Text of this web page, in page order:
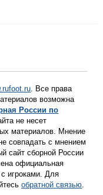
. Все права
возможна
России по
не несет
материалов. Мнение
совпадать с мнением
сайт сборной России
официальная
игроками. Для
обратной связью.